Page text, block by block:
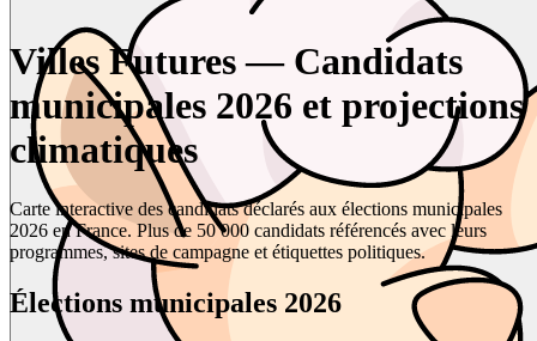
Villes Futures — Candidats
municipales 2026 et projections
climatiques
Carte interactive des candidats déclarés aux élections municipales
2026 en France. Plus de 50 000 candidats référencés avec leurs
programmes, sites de campagne et étiquettes politiques.
Élections municipales 2026